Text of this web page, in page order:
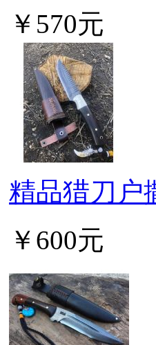
￥570元
精品猎刀户
￥600元